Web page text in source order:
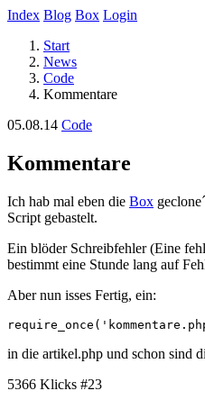
Index Blog Box Login
Start
News
Code
Kommentare
05.08.14 Code
Kommentare
Ich hab mal eben die Box
Script gebastelt.
Ein blöder Schreibfehler (Eine
bestimmt eine Stunde lang auf
Aber nun isses Fertig, ein:
in die artikel.php und schon sind
5366 Klicks #23